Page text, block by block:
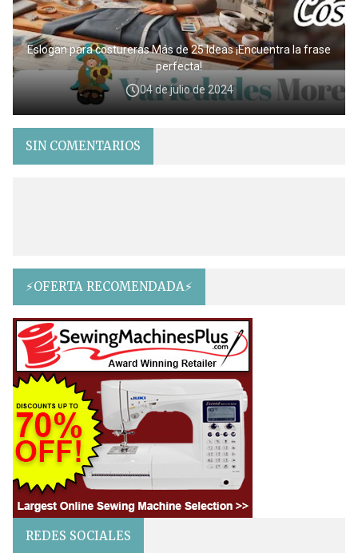
Eslogan para costureras Más de 25 Ideas ¡Encuentra la frase
perfecta!
04 de julio de 2024
SIN COMENTARIOS
⚡OFERTA RECOMENDADA⚡
REDES SOCIALES